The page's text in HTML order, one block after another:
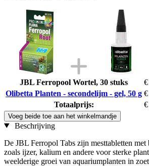
JBL Ferropool Wortel, 30 stuks
Olibetta Planten - secondelijm - gel, 50 g
Totaalprijs:
Voeg beide toe aan het winkelmandje
Beschrijving
De JBL Ferropol Tabs zijn mesttabletten met
zoals ijzer, kalium en andere voor sterke
weelderige groei van aquariumplanten in